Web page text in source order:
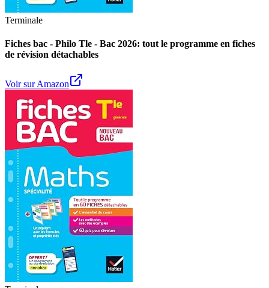
Terminale
Fiches bac - Philo Tle - Bac 2026: tout le programme en fiches
de révision détachables
Voir sur Amazon